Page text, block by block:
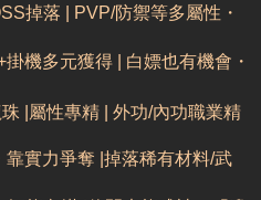
掉落 |
PVP/防禦等多屬性・
機多元獲得 | 白嫖也有機會・
|
屬性專精 | 外功/內功職業精
實力爭奪 | 掉落稀有材料/武